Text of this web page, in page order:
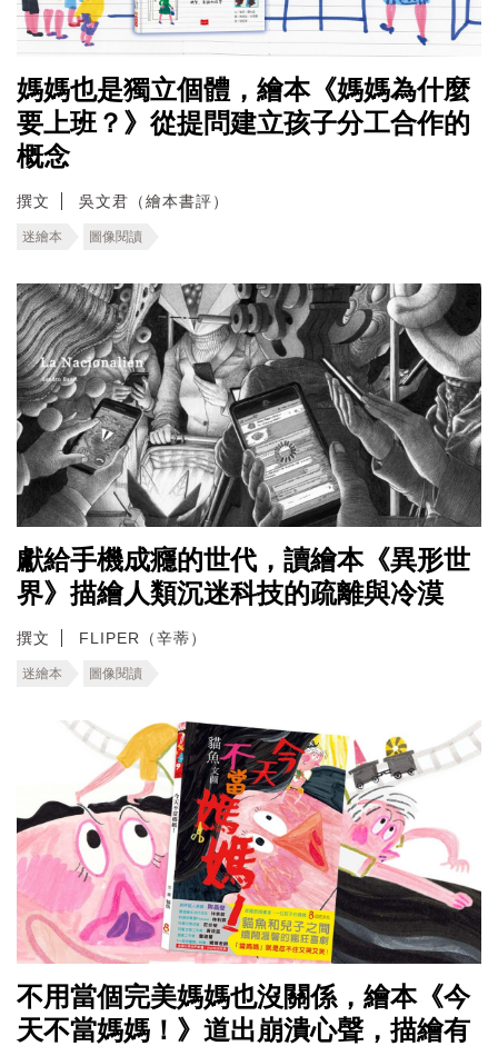
媽媽也是獨立個體，繪本《媽媽為什麼
要上班？》從提問建立孩子分工合作的
概念
撰文 吳文君（繪本書評）
迷繪本 圖像閱讀
獻給手機成癮的世代，讀繪本《異形世
界》描繪人類沉迷科技的疏離與冷漠
撰文 FLIPER（辛蒂）
迷繪本 圖像閱讀
不用當個完美媽媽也沒關係，繪本《今
天不當媽媽！》道出崩潰心聲，描繪有